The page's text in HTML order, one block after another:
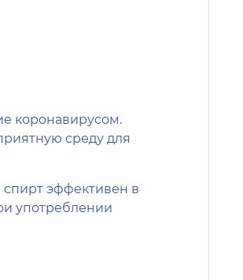
коронавирусом.
среду для
спирт эффективен в
употреблении